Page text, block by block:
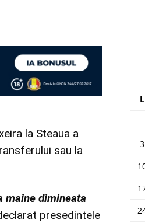
la Steaua a
sau la
maine dimineata
presedintele
L
3